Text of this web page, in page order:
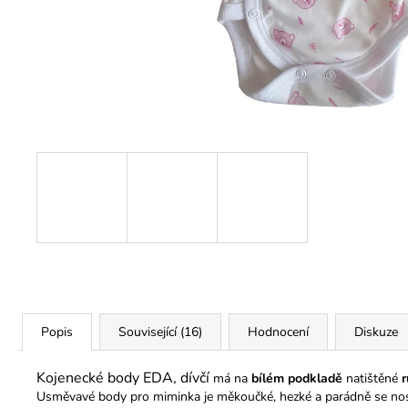
Popis Související (16) Hodnocení Diskuze
Kojenecké body EDA, dívčí má na bílém podkladě natištěné
Usměvavé body pro miminka je měkoučké, hezké a parádně se